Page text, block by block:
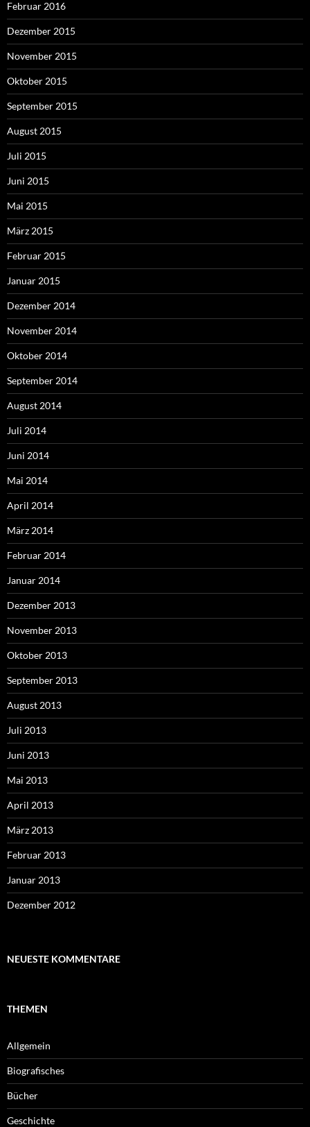
Februar 2016
Dezember 2015
November 2015
Oktober 2015
September 2015
August 2015
Juli 2015
Juni 2015
Mai 2015
März 2015
Februar 2015
Januar 2015
Dezember 2014
November 2014
Oktober 2014
September 2014
August 2014
Juli 2014
Juni 2014
Mai 2014
April 2014
März 2014
Februar 2014
Januar 2014
Dezember 2013
November 2013
Oktober 2013
September 2013
August 2013
Juli 2013
Juni 2013
Mai 2013
April 2013
März 2013
Februar 2013
Januar 2013
Dezember 2012
NEUESTE KOMMENTARE
THEMEN
Allgemein
Biografisches
Bücher
Geschichte